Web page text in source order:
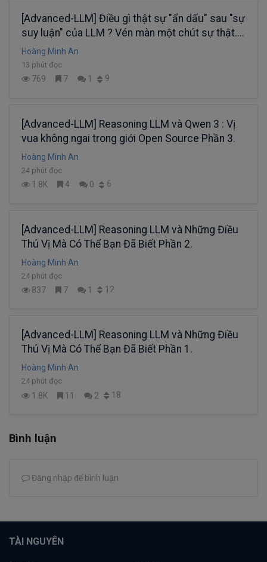
[Advanced-LLM] Điều gì thật sự "ẩn dấu" sau "sự
suy luận" của LLM ? Vén màn một chút sự thật....
Hoàng Minh An
13 phút đọc
769 7 1 9
[Advanced-LLM] Reasoning LLM và Qwen 3 : Vị
vua không ngai trong giới Open Source Phần 3.
Hoàng Minh An
24 phút đọc
1.8K 4 0 6
[Advanced-LLM] Reasoning LLM và Những Điều
Thú Vị Mà Có Thể Bạn Đã Biết Phần 2.
Hoàng Minh An
24 phút đọc
837 7 1 12
[Advanced-LLM] Reasoning LLM và Những Điều
Thú Vị Mà Có Thể Bạn Đã Biết Phần 1.
Hoàng Minh An
24 phút đọc
1.8K 11 2 18
Bình luận
Đăng nhập để bình luận
TÀI NGUYÊN